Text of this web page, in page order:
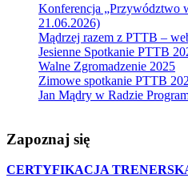
Konferencja „Przywództwo
21.06.2026)
Mądrzej razem z PTTB –
Jesienne Spotkanie PTTB
Walne Zgromadzenie 2025
Zimowe spotkanie PTTB
Jan Mądry w Radzie
Zapoznaj się
CERTYFIKACJA